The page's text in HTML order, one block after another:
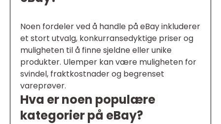
Noen fordeler ved å handle på eBay inkluderer
et stort utvalg, konkurransedyktige priser og
muligheten til å finne sjeldne eller unike
produkter. Ulemper kan være muligheten for
svindel, fraktkostnader og begrenset
vareprøver.
Hva er noen populære
kategorier på eBay?